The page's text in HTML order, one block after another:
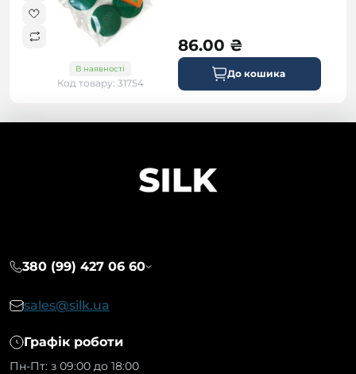
В наявності
Код товару: 31754
86.00 ₴
До кошика
380 (99) 427 06 60
sales@silk.ua
Графік роботи
Пн-Пт: з 09:00 до 18:00